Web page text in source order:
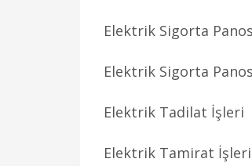
Elektrik Sigorta
Elektrik Sigorta
Elektrik Tadilat İşleri
Elektrik Tamirat İşleri